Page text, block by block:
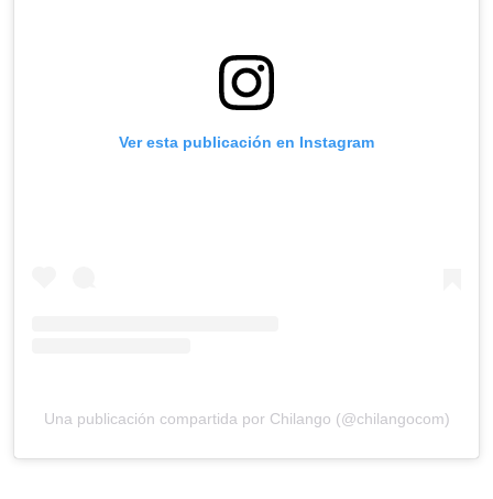
Ver esta publicación en Instagram
Una publicación compartida por Chilango (@chilangocom)